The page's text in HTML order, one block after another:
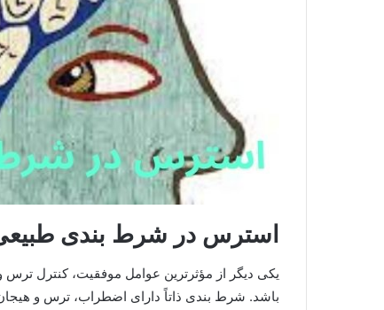
استرس در شرط بندی
یکی دیگر از مؤثرترین عوامل موفقیت، کنترل
باشد. شرط بندی ذاتاً دارای اضطراب، ترس و